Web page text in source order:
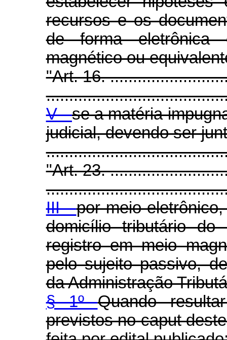
recursos e os
de forma eletrônica
magnético ou
"Art. 16.
V -se a matéria
judicial, devendo ser
"Art. 23.
III -por meio
domicílio tributário do
registro em meio
pelo sujeito passivo,
da Administração
§ 1ºQuando
previstos no caput